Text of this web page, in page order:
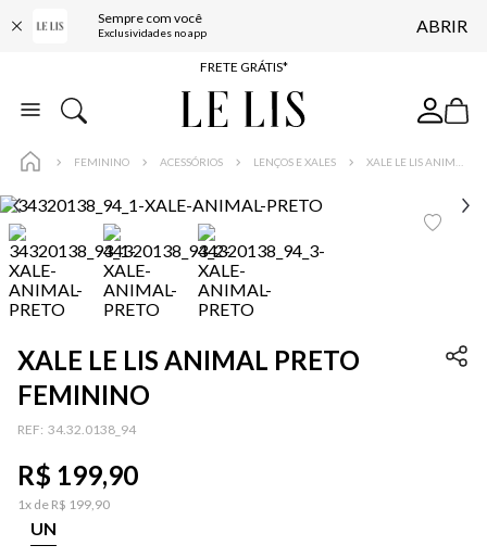
Sempre com você
Exclusividades no app ABRIR
ENTREGA EXPRESSA*
BAIXE O APP
10% OFF NA PRIMEIRA COMPRA*
COMPRE ONLINE E RETIRE EM LOJA*
ENTREGA EXPRESSA*
FRETE GRÁTIS*
BAIXE O APP
10% OFF NA PRIMEIRA COMPRA*
FEMININO ACESSÓRIOS LENÇOS E XALES
XALE LE LIS ANIMAL PRETO
FEMININO
: 34.32.0138_94
R$ 199,90
1x de R$ 199,90
UN